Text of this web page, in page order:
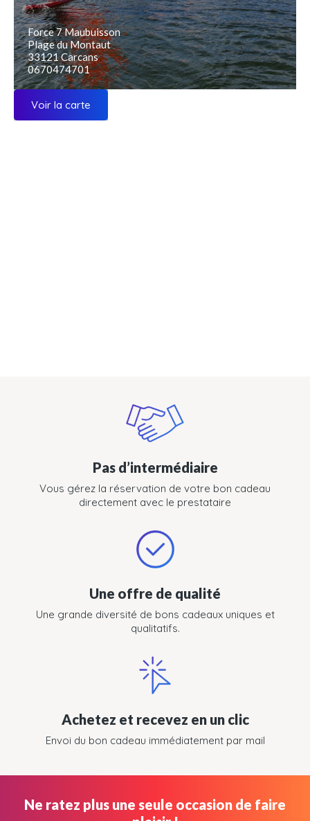
Force 7 Maubuisson
Plage du Montaut
33121 Carcans
0670474701
Voir la carte
Pas d’intermédiaire
Vous gérez la réservation de votre bon cadeau
directement avec le prestataire
Une offre de qualité
Une grande diversité de bons cadeaux uniques et
qualitatifs.
Achetez et recevez en un clic
Envoi du bon cadeau immédiatement par mail
Ne ratez plus une seule occasion de faire